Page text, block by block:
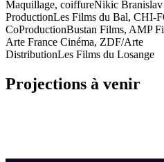
Maquillage, coiffureNikic Branislav
ProductionLes Films du Bal, CHI-
CoProductionBustan Films, AMP
Arte France Cinéma, ZDF/Arte
DistributionLes Films du Losange
Projections à venir